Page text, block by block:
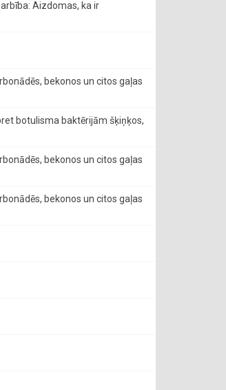
Aizdomas, ka ir
bekonos un citos gaļas
botulisma baktērijām šķiņķos,
bekonos un citos gaļas
bekonos un citos gaļas